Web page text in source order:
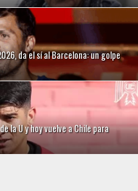
da el sí al Barcelona: un golpe
la U y hoy vuelve a Chile para